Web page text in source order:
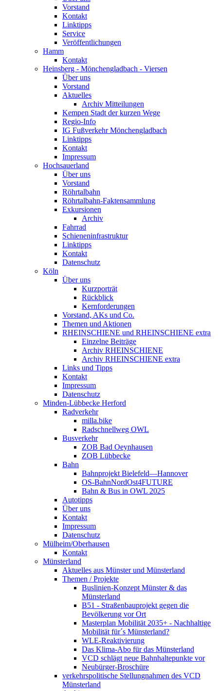
Vorstand
Kontakt
Linktipps
Service
Veröffentlichungen
Hamm
Kontakt
Heinsberg - Mönchengladbach - Viersen
Über uns
Vorstand
Aktuelles
Archiv Mitteilungen
Kempen Stadt der kurzen Wege
Regio-Info
IG Fußverkehr Mönchengladbach
Linktipps
Kontakt
Impressum
Hochsauerland
Über uns
Vorstand
Röhrtalbahn
Röhrtalbahn-Faktensammlung
Exkursionen
Archiv
Fahrrad
Schieneninfrastruktur
Linktipps
Kontakt
Datenschutz
Köln
Über uns
Kurzporträt
Rückblick
Kernforderungen
Vorstand, AKs und Co.
Themen und Aktionen
RHEINSCHIENE und RHEINSCHIENE extra
Einzelne Beiträge
Archiv RHEINSCHIENE
Archiv RHEINSCHIENE extra
Links und Tipps
Kontakt
Impressum
Datenschutz
Minden-Lübbecke Herford
Radverkehr
milla.bike
Radschnellweg OWL
Busverkehr
ZOB Bad Oeynhausen
ZOB Lübbecke
Bahn
Bahnprojekt Bielefeld—Hannover
OS-BahnNordOst4FUTURE
Bahn & Bus in OWL 2025
Autotipps
Über uns
Kontakt
Impressum
Datenschutz
Mülheim/Oberhausen
Kontakt
Münsterland
Aktuelles aus Münster und Münsterland
Themen / Projekte
Buslinien-Konzept Münster & das
Münsterland
B51 - Straßenbauprojekt gegen die
Bevölkerung vor Ort
Masterplan Mobilität 2035+ - Nachhaltige
Mobilität für´s Münsterland?
WLE-Reaktivierung
Das Klima-Abo für das Münsterland
VCD schlägt neue Bahnhaltepunkte vor
Neubürger-Broschüre
verkehrspolitische Stellungnahmen des VCD
Münsterland